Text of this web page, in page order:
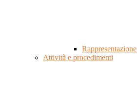
Attività e procedimenti